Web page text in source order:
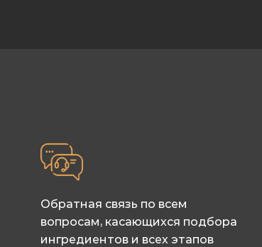
Обратная связь по всем
вопросам, касающихся подбора
ингредиентов и всех этапов